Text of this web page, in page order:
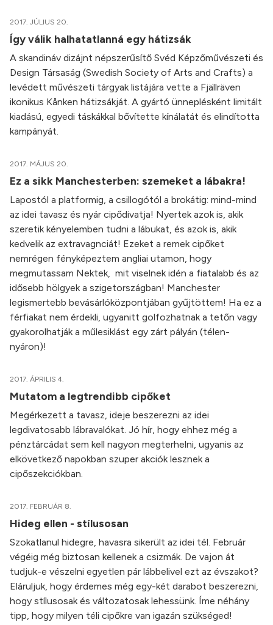
2017. JÚLIUS 20.
Így válik halhatatlanná egy hátizsák
A skandináv dizájnt népszerűsítő Svéd Képzőművészeti és
Design Társaság (Swedish Society of Arts and Crafts) a
levédett művészeti tárgyak listájára vette a Fjällräven
ikonikus Kånken hátizsákját. A gyártó ünneplésként limitált
kiadású, egyedi táskákkal bővítette kínálatát és elindította
kampányát.
2017. MÁJUS 20.
Ez a sikk Manchesterben: szemeket a lábakra!
Lapostól a platformig, a csillogótól a brokátig: mind-mind
az idei tavasz és nyár cipődivatja! Nyertek azok is, akik
szeretik kényelemben tudni a lábukat, és azok is, akik
kedvelik az extravagnciát! Ezeket a remek cipőket
nemrégen fényképeztem angliai utamon, hogy
megmutassam Nektek, mit viselnek idén a fiatalabb és az
idősebb hölgyek a szigetországban! Manchester
legismertebb bevásárlóközpontjában gyűjtöttem! Ha ez a
férfiakat nem érdekli, ugyanitt golfozhatnak a tetőn vagy
gyakorolhatják a műlesiklást egy zárt pályán (télen-
nyáron)!
2017. ÁPRILIS 4.
Mutatom a legtrendibb cipőket
Megérkezett a tavasz, ideje beszerezni az idei
legdivatosabb lábravalókat. Jó hír, hogy ehhez még a
pénztárcádat sem kell nagyon megterhelni, ugyanis az
elkövetkező napokban szuper akciók lesznek a
cipőszekciókban.
2017. FEBRUÁR 8.
Hideg ellen - stílusosan
Szokatlanul hidegre, havasra sikerült az idei tél. Február
végéig még biztosan kellenek a csizmák. De vajon át
tudjuk-e vészelni egyetlen pár lábbelivel ezt az évszakot?
Eláruljuk, hogy érdemes még egy-két darabot beszerezni,
hogy stílusosak és változatosak lehessünk. Íme néhány
tipp, hogy milyen téli cipőkre van igazán szükséged!